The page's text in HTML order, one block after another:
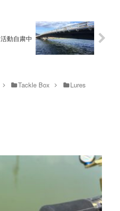
活動自粛中
Tackle Box Lures